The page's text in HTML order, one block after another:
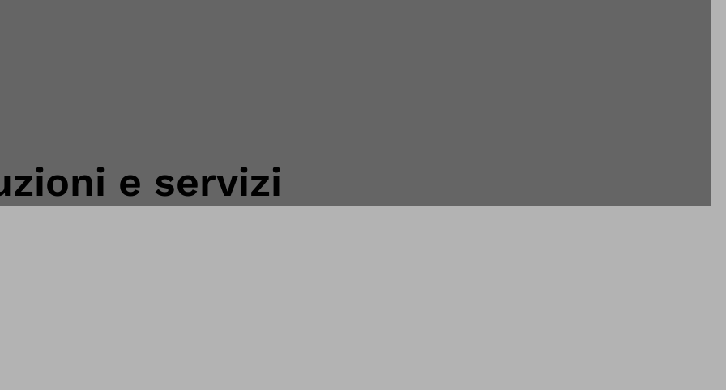
e servizi